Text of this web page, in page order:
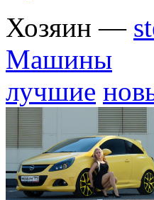
Хозяин —
Машины
лучшие